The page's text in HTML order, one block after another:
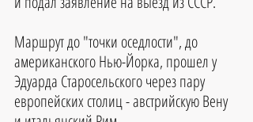
Маршрут до "точки оседлости", до
американского Нью-Йорка, прошел у
Эдуарда Старосельского через пару
европейских столиц - австрийскую Вену